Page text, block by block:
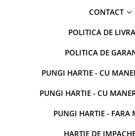
CONTACT
POLITICA DE
POLITICA DE
PUNGI HARTIE - CU
PUNGI HARTIE - CU
PUNGI HARTIE - FARA
HARTIE DE